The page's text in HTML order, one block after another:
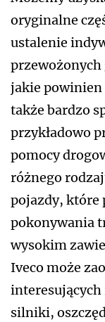
oryginalne
ustalenie
jakie powinien
także bardzo
przykładowo
pomocy
różnego
pojazdy, które
pokonywania
wysokim
Iveco może
silniki,